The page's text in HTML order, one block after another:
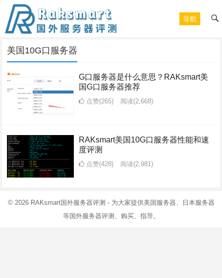
导航
美国10G口服务器
G口服务器是什么意思？RAKsmart美
国G口服务器推荐
点赞(265) 阅读(2,668)
RAKsmart美国10G口服务器性能和速
度评测
点赞(428) 阅读(2,981)
© 2026 RAKsmart国外服务器评测 - 为大家提供美国服务器、日本服务器
等国外服务器评测、购买、指导。